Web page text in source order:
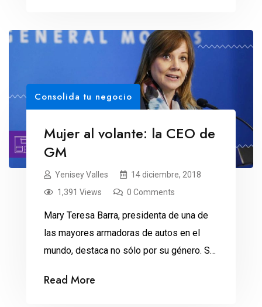
mujer. Desde que William C. Durant
arrancara la empresa en 1908, […]
Consolida tu negocio
Mujer al volante: la CEO de
GM
Yenisey Valles
14 diciembre, 2018
1,391 Views
0 Comments
Mary Teresa Barra, presidenta de una de
las mayores armadoras de autos en el
mundo, destaca no sólo por su género. Su
empleos la han puesto en los titulares en
Read More